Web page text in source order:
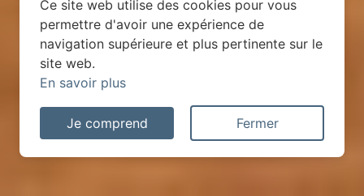
Ce site web utilise des cookies pour vous
permettre d'avoir une expérience de
navigation supérieure et plus pertinente sur le
site web.
En savoir plus
Je comprend Fermer